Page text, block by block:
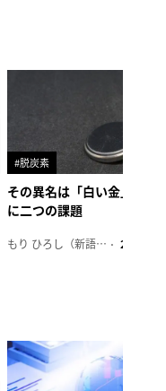
#脱炭素
その異名は「白い金」、リ
に二つの課題
もり ひろし（新語ウォッチャー） 2023年7